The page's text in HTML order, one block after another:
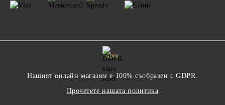
GDPR
Нашият онлайн магазин е 100% съобразен с GDPR.
Прочетете нашата политика